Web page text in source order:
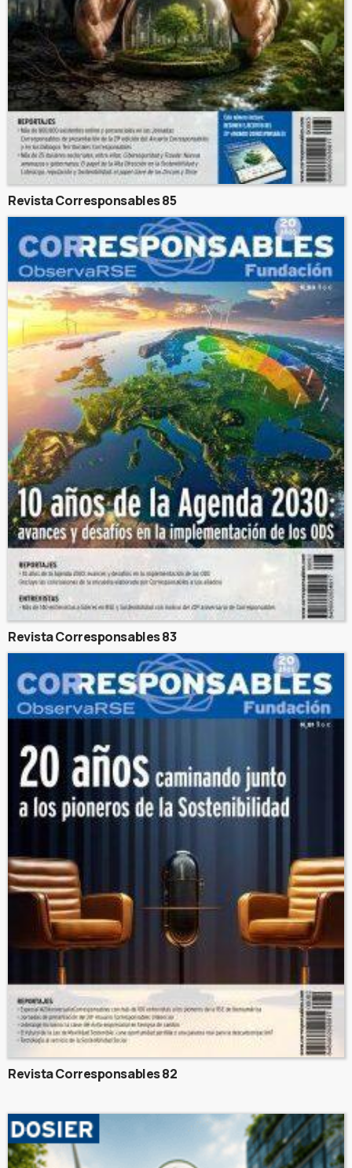
Revista Corresponsables 85
Revista Corresponsables 83
Revista Corresponsables 82